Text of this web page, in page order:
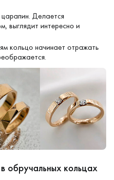
царапин. Делается
выглядит интересно и
кольцо начинает отражать
обручальных кольцах